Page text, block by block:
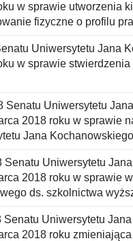
w sprawie utworzenia
fizyczne o profilu
Uniwersytetu Jana
w sprawie
Senatu Uniwersytetu
2018 roku w sprawie
Jana
Senatu Uniwersytetu
2018 roku w sprawie
ds. szkolnictwa
Senatu Uniwersytetu
2018 roku